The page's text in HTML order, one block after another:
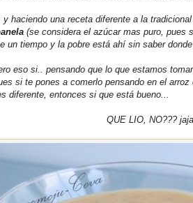
haciendo una receta diferente a la
(se considera el azúcar mas puro, pues
un tiempo y la pobre está ahí sin saber
eso si.. pensando que lo que estamos
si te pones a comerlo pensando en el
diferente, entonces si que está bueno...
QUE LIO, NO??? jaja